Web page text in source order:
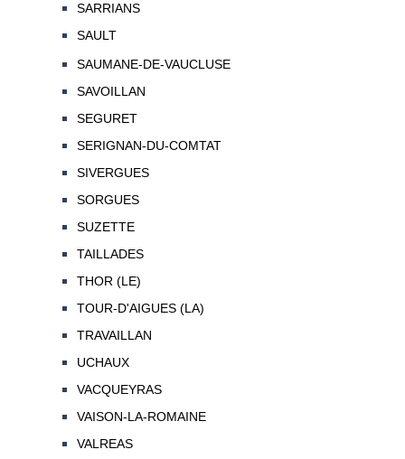
SARRIANS
SAULT
SAUMANE-DE-VAUCLUSE
SAVOILLAN
SEGURET
SERIGNAN-DU-COMTAT
SIVERGUES
SORGUES
SUZETTE
TAILLADES
THOR (LE)
TOUR-D'AIGUES (LA)
TRAVAILLAN
UCHAUX
VACQUEYRAS
VAISON-LA-ROMAINE
VALREAS